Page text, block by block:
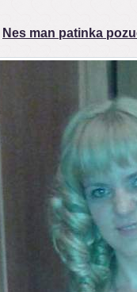
Nes man patinka